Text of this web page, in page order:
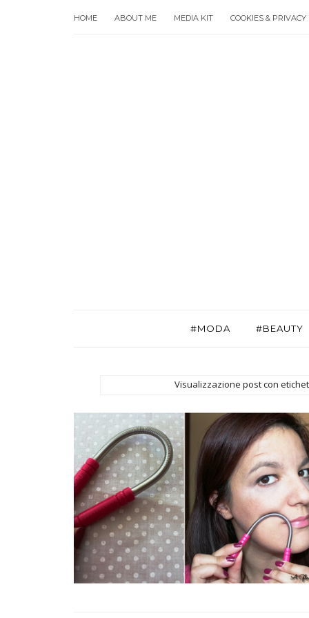
HOME ABOUT ME MEDIA KIT COOKIES & PRIVACY
#MODA #BEAUTY
Visualizzazione post con